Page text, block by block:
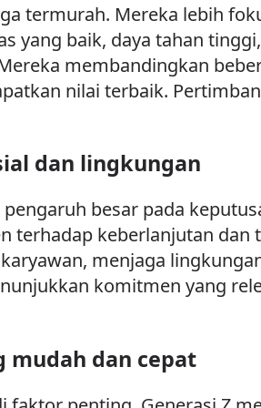
termurah. Mereka lebih
yang baik, daya tahan
membandingkan
nilai terbaik.
dan lingkungan
besar pada
terhadap keberlanjutan dan
menjaga
komitmen yang
mudah dan cepat